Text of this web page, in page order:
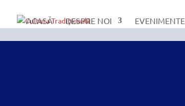
ACASĂ DESPRE NOI EVENIMENTE